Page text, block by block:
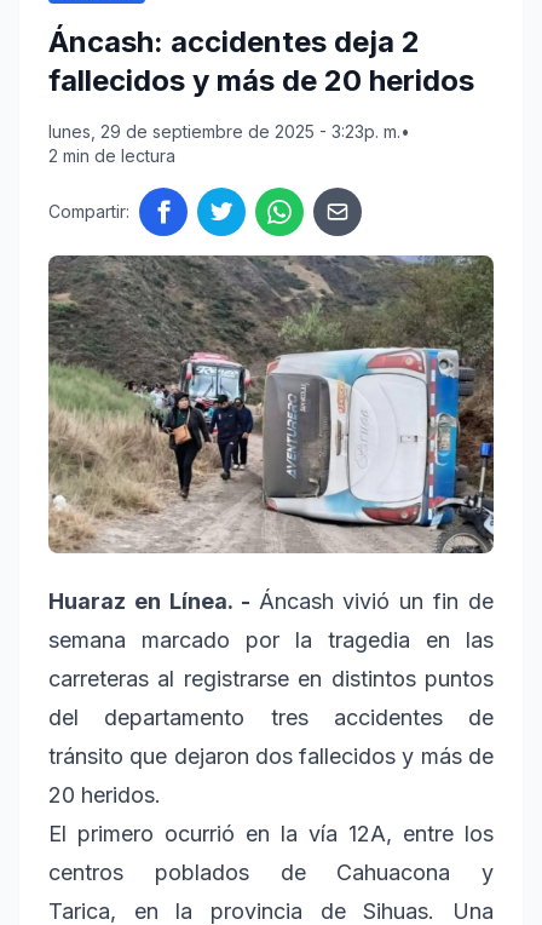
Áncash: accidentes deja 2
fallecidos y más de 20 heridos
lunes, 29 de septiembre de 2025 - 3:23p. m.•
2 min de lectura
Compartir:
Huaraz en Línea. - Áncash vivió un fin de
semana marcado por la tragedia en las
carreteras al registrarse en distintos puntos
del departamento tres accidentes de
tránsito que dejaron dos fallecidos y más de
20 heridos.
El primero ocurrió en la vía 12A, entre los
centros poblados de Cahuacona y
Tarica, en la provincia de Sihuas. Una